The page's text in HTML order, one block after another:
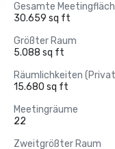
Gesamte
30.659 sq ft
Größter Raum
5.088 sq ft
Räumlichkeiten
15.680 sq ft
Meetingräume
22
Zweitgrößter Raum